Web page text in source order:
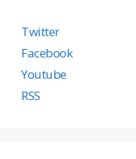
Twitter
Facebook
Youtube
RSS